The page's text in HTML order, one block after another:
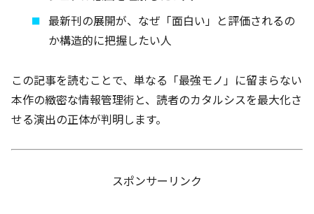
最新刊の展開が、なぜ「面白い」と評価されるの
か構造的に把握したい人
この記事を読むことで、単なる「最強モノ」に留まらない
本作の緻密な情報管理術と、読者のカタルシスを最大化さ
せる演出の正体が判明します。
スポンサーリンク